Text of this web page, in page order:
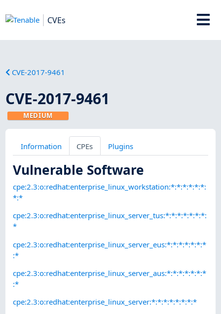
CVEs
CVE-2017-9461
CVE-2017-9461
MEDIUM
Information CPEs Plugins
Vulnerable Software
cpe:2.3:o:redhat:enterprise_linux_workstation:*:*:*:*:*:*:
*:*
cpe:2.3:o:redhat:enterprise_linux_server_tus:*:*:*:*:*:*:*:
*
cpe:2.3:o:redhat:enterprise_linux_server_eus:*:*:*:*:*:*:*
:*
cpe:2.3:o:redhat:enterprise_linux_server_aus:*:*:*:*:*:*:*
:*
cpe:2.3:o:redhat:enterprise_linux_server:*:*:*:*:*:*:*:*